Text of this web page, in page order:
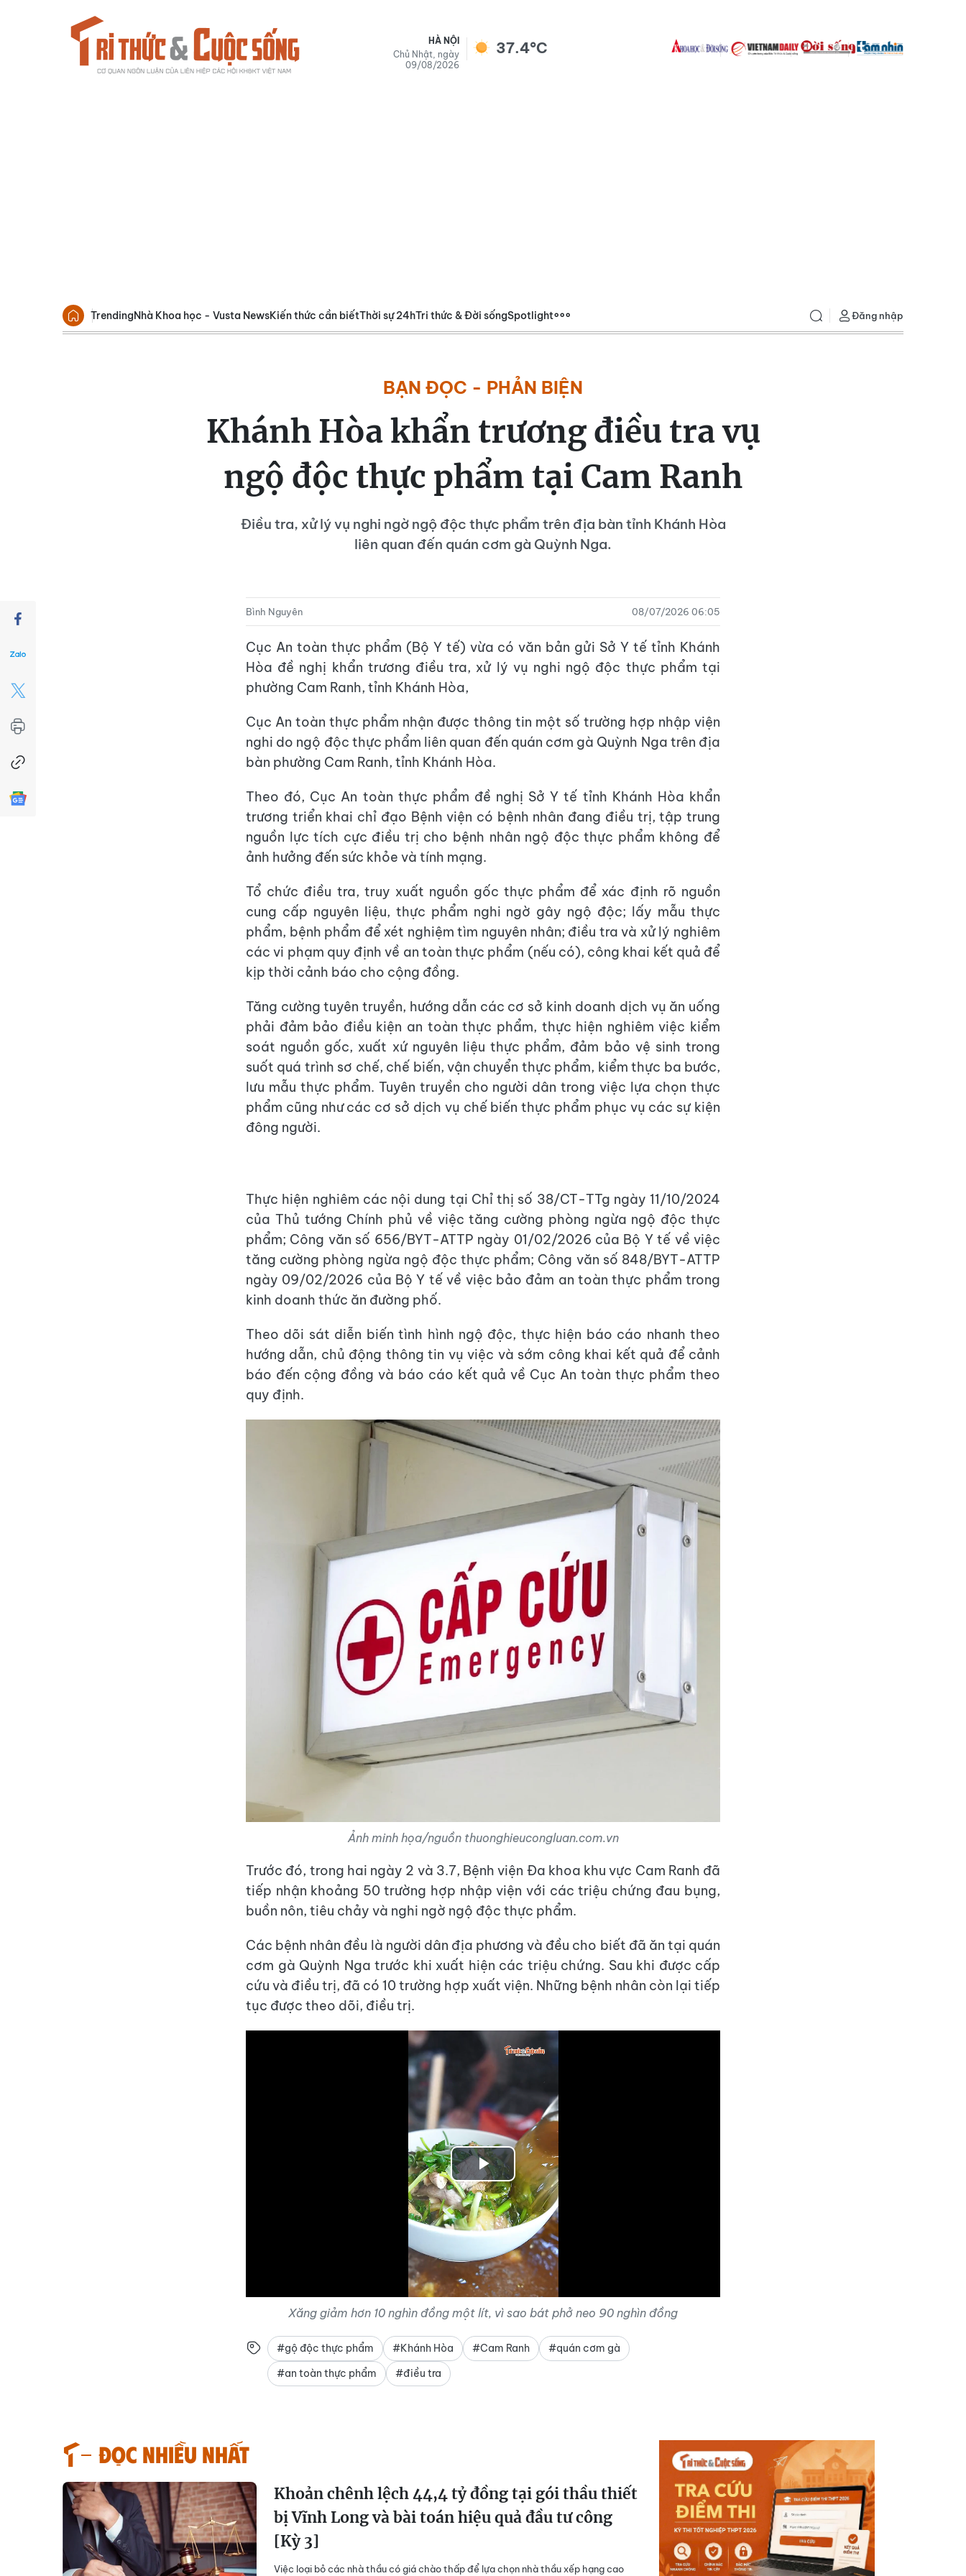
HÀ NỘI
Chủ Nhật, ngày
09/08/2026
37.4°C
TrendingNhà Khoa học - Vusta NewsKiến thức cần biếtThời sự 24hTri thức & Đời sốngSpotlight Đăng nhập
BẠN ĐỌC - PHẢN BIỆN
Khánh Hòa khẩn trương điều tra vụ
ngộ độc thực phẩm tại Cam Ranh
Điều tra, xử lý vụ nghi ngờ ngộ độc thực phẩm trên địa bàn tỉnh Khánh Hòa
liên quan đến quán cơm gà Quỳnh Nga.
Bình Nguyên 08/07/2026 06:05
Cục An toàn thực phẩm (Bộ Y tế) vừa có văn bản gửi Sở Y tế tỉnh Khánh
Hòa đề nghị khẩn trương điều tra, xử lý vụ nghi ngộ độc thực phẩm tại
phường Cam Ranh, tỉnh Khánh Hòa,
Cục An toàn thực phẩm nhận được thông tin một số trường hợp nhập viện
nghi do ngộ độc thực phẩm liên quan đến quán cơm gà Quỳnh Nga trên địa
bàn phường Cam Ranh, tỉnh Khánh Hòa.
Theo đó, Cục An toàn thực phẩm đề nghị Sở Y tế tỉnh Khánh Hòa khẩn
trương triển khai chỉ đạo Bệnh viện có bệnh nhân đang điều trị, tập trung
nguồn lực tích cực điều trị cho bệnh nhân ngộ độc thực phẩm không để
ảnh hưởng đến sức khỏe và tính mạng.
Tổ chức điều tra, truy xuất nguồn gốc thực phẩm để xác định rõ nguồn
cung cấp nguyên liệu, thực phẩm nghi ngờ gây ngộ độc; lấy mẫu thực
phẩm, bệnh phẩm để xét nghiệm tìm nguyên nhân; điều tra và xử lý nghiêm
các vi phạm quy định về an toàn thực phẩm (nếu có), công khai kết quả để
kịp thời cảnh báo cho cộng đồng.
Tăng cường tuyên truyền, hướng dẫn các cơ sở kinh doanh dịch vụ ăn uống
phải đảm bảo điều kiện an toàn thực phẩm, thực hiện nghiêm việc kiểm
soát nguồn gốc, xuất xứ nguyên liệu thực phẩm, đảm bảo vệ sinh trong
suốt quá trình sơ chế, chế biến, vận chuyển thực phẩm, kiểm thực ba bước,
lưu mẫu thực phẩm. Tuyên truyền cho người dân trong việc lựa chọn thực
phẩm cũng như các cơ sở dịch vụ chế biến thực phẩm phục vụ các sự kiện
đông người.
Thực hiện nghiêm các nội dung tại Chỉ thị số 38/CT-TTg ngày 11/10/2024
của Thủ tướng Chính phủ về việc tăng cường phòng ngừa ngộ độc thực
phẩm; Công văn số 656/BYT-ATTP ngày 01/02/2026 của Bộ Y tế về việc
tăng cường phòng ngừa ngộ độc thực phẩm; Công văn số 848/BYT-ATTP
ngày 09/02/2026 của Bộ Y tế về việc bảo đảm an toàn thực phẩm trong
kinh doanh thức ăn đường phố.
Theo dõi sát diễn biến tình hình ngộ độc, thực hiện báo cáo nhanh theo
hướng dẫn, chủ động thông tin vụ việc và sớm công khai kết quả để cảnh
báo đến cộng đồng và báo cáo kết quả về Cục An toàn thực phẩm theo
quy định.
Ảnh minh họa/nguồn thuonghieucongluan.com.vn
Trước đó, trong hai ngày 2 và 3.7, Bệnh viện Đa khoa khu vực Cam Ranh đã
tiếp nhận khoảng 50 trường hợp nhập viện với các triệu chứng đau bụng,
buồn nôn, tiêu chảy và nghi ngờ ngộ độc thực phẩm.
Các bệnh nhân đều là người dân địa phương và đều cho biết đã ăn tại quán
cơm gà Quỳnh Nga trước khi xuất hiện các triệu chứng. Sau khi được cấp
cứu và điều trị, đã có 10 trường hợp xuất viện. Những bệnh nhân còn lại tiếp
tục được theo dõi, điều trị.
Play
Video
Xăng giảm hơn 10 nghìn đồng một lít, vì sao bát phở neo 90 nghìn đồng
#gộ độc thực phẩm #Khánh Hòa #Cam Ranh
#quán cơm gà
#an toàn thực phẩm
#điều tra
Đọc nhiều nhất
Khoản chênh lệch 44,4 tỷ đồng tại gói thầu thiết
bị Vĩnh Long và bài toán hiệu quả đầu tư công
[Kỳ 3]
Việc loại bỏ các nhà thầu có giá chào thấp để lựa chọn nhà thầu xếp hạng cao